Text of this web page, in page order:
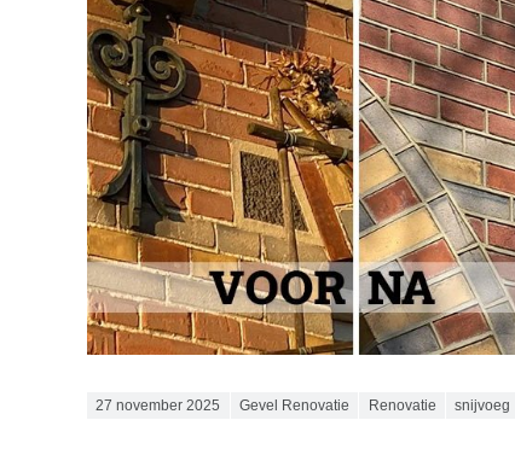
Posted on
27 november 2025 Gevel Renovatie Renovatie snijvoeg